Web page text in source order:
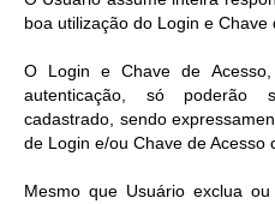
boa utilização do Login e Chave
O Login e Chave de
autenticação, só poderão
cadastrado, sendo
de Login e/ou Chave de Acesso
Mesmo que Usuário exclua